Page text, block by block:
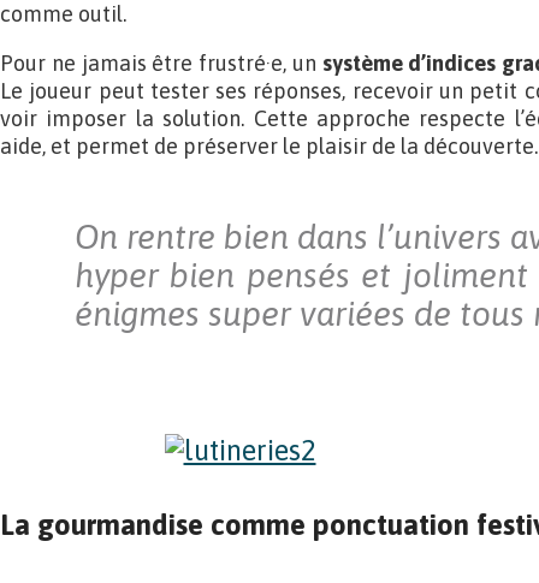
comme outil.
Pour ne jamais être frustré·e, un système d’indices
Le joueur peut tester ses réponses, recevoir un petit
voir imposer la solution. Cette approche respecte
aide, et permet de préserver le plaisir de la découverte.
On rentre bien dans l’univers
hyper bien pensés et joliment
énigmes super variées de
La gourmandise comme ponctuation